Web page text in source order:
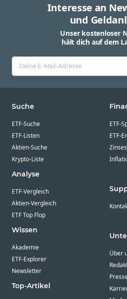
Interesse an
und
Unser kostenloser
hält dich auf dem
Suche
ETF-Suche
ETF-Listen
Aktien-Suche
Krypto-Liste
Analyse
ETF-Vergleich
Aktien-Vergleich
ETF Top Flop
Wissen
Akademie
ETF-Explorer
Newsletter
Top-Artikel
ETF-
ETF-
Über